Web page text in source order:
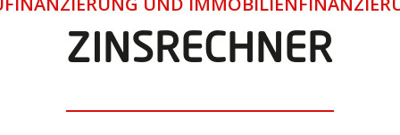
ZINSRECHNER